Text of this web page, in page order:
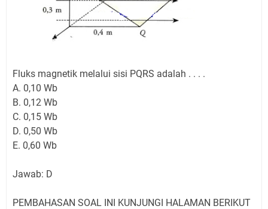
Fluks magnetik melalui sisi PQRS adalah . . . .
A. 0,10 Wb
B. 0,12 Wb
C. 0,15 Wb
D. 0,50 Wb
E. 0,60 Wb
Jawab: D
PEMBAHASAN SOAL INI KUNJUNGI HALAMAN BERIKUT